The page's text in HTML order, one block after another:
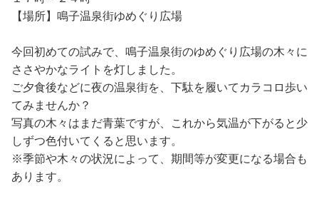
【場所】鳴子温泉街ゆめぐり広場
今回初めての試みで、鳴子温泉街のゆめぐり広場の木々に
ささやかなライトを灯しました。
ご夕食後などに夜の温泉街を、下駄を履いてカラコロ歩い
てみませんか？
写真の木々はまだ青葉ですが、これから気温が下がると少
しずつ色付いてくると思います。
※季節や木々の状況によって、期間等が変更になる場合も
あります。